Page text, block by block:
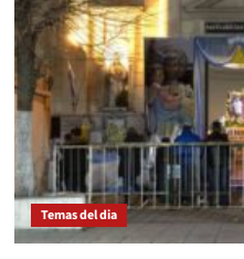
Temas del dia